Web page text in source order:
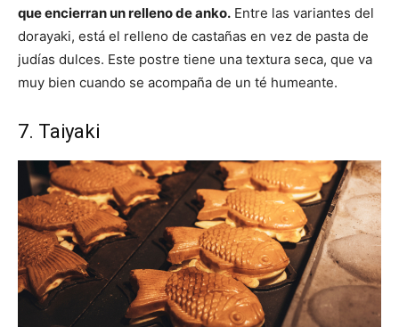
que encierran un relleno de anko. Entre las variantes del
dorayaki, está el relleno de castañas en vez de pasta de
judías dulces. Este postre tiene una textura seca, que va
muy bien cuando se acompaña de un té humeante.
7. Taiyaki